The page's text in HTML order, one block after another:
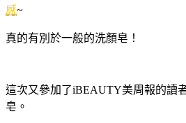
感~
真的有別於一般的洗顏皂！
這次又參加了iBEAUTY美周報的讀
皂。